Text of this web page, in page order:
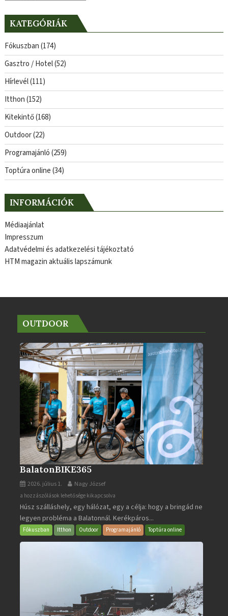
KATEGÓRIÁK
Fókuszban(174)
Gasztro / Hotel(52)
Hírlevél(111)
Itthon(152)
Kitekintő(168)
Outdoor(22)
Programajánló(259)
Toptúra online(34)
INFORMÁCIÓK
Médiaajánlat
Impresszum
Adatvédelmi és adatkezelési tájékoztató
HTM magazin aktuális lapszámunk
OUTDOOR
BalatonBIKE365
2026. július 1. Nagy József
BalatonBIKE365
bejegyzéshez
a hozzászólások lehetősége kikapcsolva
Húsz szálláshely, egy hálózat, egy a célja: hogy a bringád ne
legyen probléma a Balatonnál. Kerékpáros...
Fókuszban Itthon Outdoor Programajánló Toptúra online